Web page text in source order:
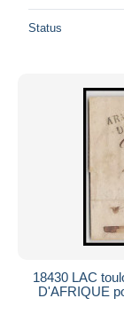
Status
18430 LAC
D'AFRIQUE